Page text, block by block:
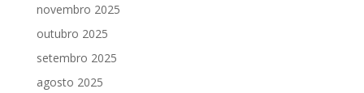
novembro 2025
outubro 2025
setembro 2025
agosto 2025